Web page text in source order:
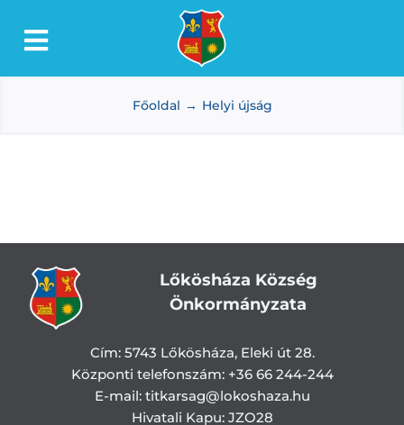
Toggle
Lőkösháza
Főoldal Helyi újság
Lőkösháza Község
Önkormányzata
Cím: 5743 Lőkösháza, Eleki út 28.
Központi telefonszám: +36 66 244-244
E-mail: titkarsag@lokoshaza.hu
Hivatali Kapu: JZO28